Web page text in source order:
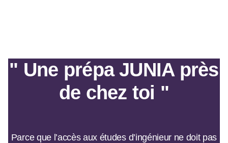
" Une prépa JUNIA près
de chez toi "
Parce que l’accès aux études d’ingénieur ne doit pas